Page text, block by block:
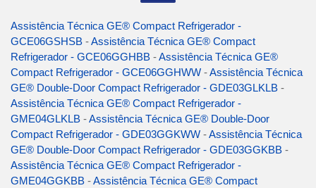
Assistência Técnica GE® Compact Refrigerador -
GCE06GSHSB -Assistência Técnica GE® Compact
Refrigerador - GCE06GGHBB -Assistência Técnica GE®
Compact Refrigerador - GCE06GGHWW -Assistência Técnica
GE® Double-Door Compact Refrigerador - GDE03GLKLB -
Assistência Técnica GE® Compact Refrigerador -
GME04GLKLB -Assistência Técnica GE® Double-Door
Compact Refrigerador - GDE03GGKWW -Assistência Técnica
GE® Double-Door Compact Refrigerador - GDE03GGKBB -
Assistência Técnica GE® Compact Refrigerador -
GME04GGKBB -Assistência Técnica GE® Compact